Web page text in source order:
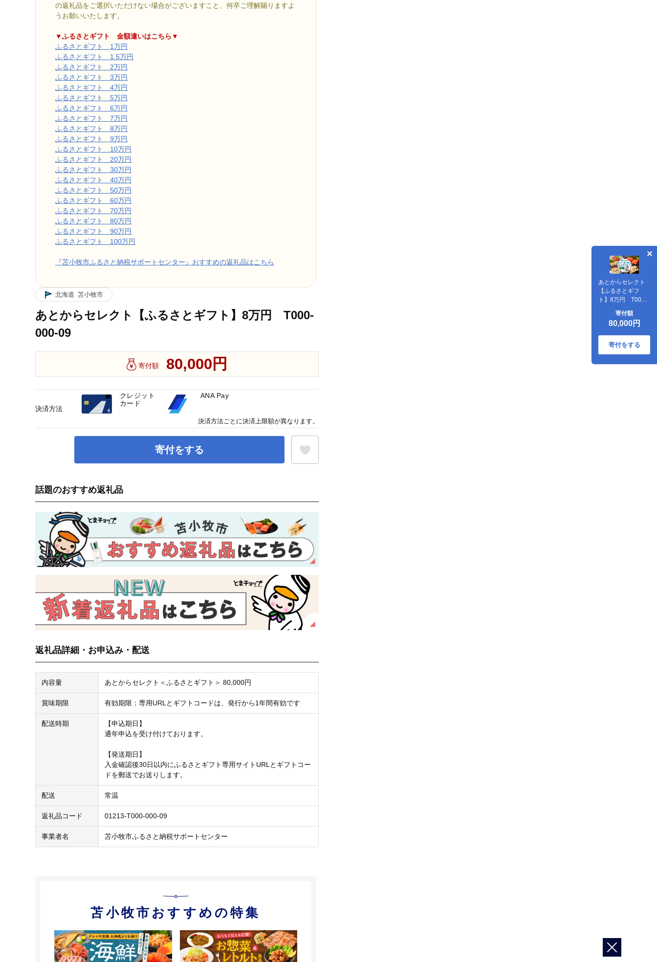
の返礼品をご選択いただけない場合がございますこと、何卒ご理解賜りますよ
うお願いいたします。
▼ふるさとギフト 金額違いはこちら▼
ふるさとギフト 1万円
ふるさとギフト 1.5万円
ふるさとギフト 2万円
ふるさとギフト 3万円
ふるさとギフト 4万円
ふるさとギフト 5万円
ふるさとギフト 6万円
ふるさとギフト 7万円
ふるさとギフト 8万円
ふるさとギフト 9万円
ふるさとギフト 10万円
ふるさとギフト 20万円
ふるさとギフト 30万円
ふるさとギフト 40万円
ふるさとギフト 50万円
ふるさとギフト 60万円
ふるさとギフト 70万円
ふるさとギフト 80万円
ふるさとギフト 90万円
ふるさとギフト 100万円
『苫小牧市ふるさと納税サポートセンター』おすすめの返礼品はこちら
北海道 苫小牧市
あとからセレクト【ふるさとギフト】8万円 T000-
000-09
寄付額 80,000円
寄付をする
あとからセレクト
【ふるさとギフ
ト】8万円 T000-
寄付額
80,000円
寄付をする
話題のおすすめ返礼品
返礼品詳細・お申込み・配送
内容量 あとからセレクト＜ふるさとギフト＞ 80,000円
賞味期限 有効期限：専用URLとギフトコードは、発行から1年間有効です
配送時期
【申込期日】
通年申込を受け付けております。
【発送期日】
入金確認後30日以内にふるさとギフト専用サイトURLとギフトコー
ドを郵送でお送りします。
配送 常温
返礼品コード 01213-T000-000-09
事業者名 苫小牧市ふるさと納税サポートセンター
決済方法
クレジット
カード
ANA Pay
決済方法ごとに決済上限額が異なります。
苫小牧市おすすめの特集